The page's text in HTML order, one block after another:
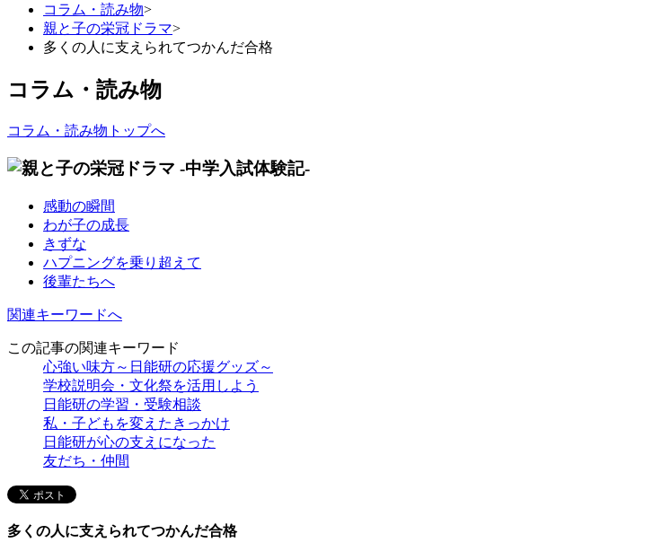
コラム・読み物>
親と子の栄冠ドラマ>
多くの人に支えられてつかんだ合格
コラム・読み物
コラム・読み物トップへ
感動の瞬間
わが子の成長
きずな
ハプニングを乗り超えて
後輩たちへ
関連キーワードへ
この記事の関連キーワード
心強い味方～日能研の応援グッズ～
学校説明会・文化祭を活用しよう
日能研の学習・受験相談
私・子どもを変えたきっかけ
日能研が心の支えになった
友だち・仲間
多くの人に支えられてつかんだ合格